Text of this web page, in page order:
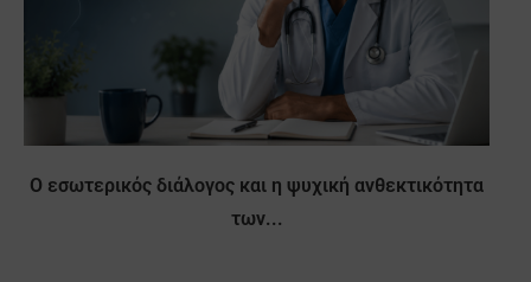
Ο εσωτερικός διάλογος και η ψυχική ανθεκτικότητα
των...